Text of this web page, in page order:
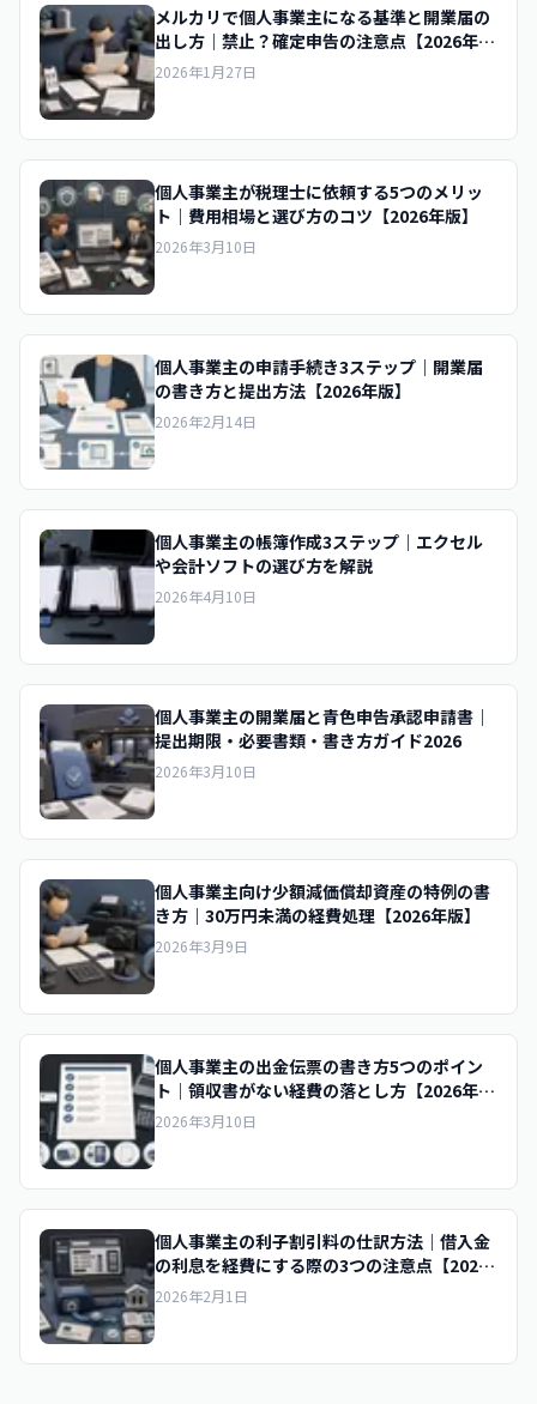
メルカリで個人事業主になる基準と開業届の
出し方｜禁止？確定申告の注意点【2026年
版】
2026年1月27日
個人事業主が税理士に依頼する5つのメリッ
ト｜費用相場と選び方のコツ【2026年版】
2026年3月10日
個人事業主の申請手続き3ステップ｜開業届
の書き方と提出方法【2026年版】
2026年2月14日
個人事業主の帳簿作成3ステップ｜エクセル
や会計ソフトの選び方を解説
2026年4月10日
個人事業主の開業届と青色申告承認申請書｜
提出期限・必要書類・書き方ガイド2026
2026年3月10日
個人事業主向け少額減価償却資産の特例の書
き方｜30万円未満の経費処理【2026年版】
2026年3月9日
個人事業主の出金伝票の書き方5つのポイン
ト｜領収書がない経費の落とし方【2026年
版】
2026年3月10日
個人事業主の利子割引料の仕訳方法｜借入金
の利息を経費にする際の3つの注意点【2026
年版】
2026年2月1日